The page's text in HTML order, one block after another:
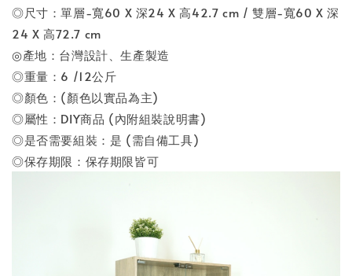
◎尺寸：單層-寬60 X 深24 X 高42.7 cm / 雙層-寬60 X 深
24 X 高72.7 cm
◎產地：台灣設計、生產製造
◎重量：6 /12公斤
◎顏色：(顏色以實品為主)
◎屬性：DIY商品 (內附組裝說明書)
◎是否需要組裝：是 (需自備工具)
◎保存期限：保存期限皆可